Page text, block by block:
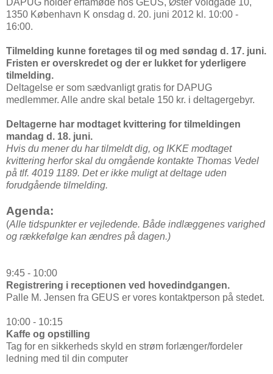
1350 København K onsdag d. 20. juni 2012 kl. 10:00 -
16:00.
Tilmelding kunne foretages til og med søndag d. 17. juni.
Fristen er overskredet og der er lukket for yderligere
tilmelding.
Deltagelse er som sædvanligt gratis for DAPUG
medlemmer. Alle andre skal betale 150 kr. i deltagergebyr.
Deltagerne har modtaget kvittering for tilmeldingen
mandag d. 18. juni.
Hvis du mener du har tilmeldt dig, og IKKE modtaget
kvittering herfor skal du omgående kontakte Thomas Vedel
på tlf. 4019 1189. Det er ikke muligt at deltage uden
forudgående tilmelding.
Agenda:
(Alle tidspunkter er vejledende. Både indlæggenes varighed
og rækkefølge kan ændres på dagen.)
9:45 - 10:00
Registrering i receptionen ved hovedindgangen.
Palle M. Jensen fra GEUS er vores kontaktperson på stedet.
10:00 - 10:15
Kaffe og opstilling
Tag for en sikkerheds skyld en strøm forlænger/fordeler
ledning med til din computer